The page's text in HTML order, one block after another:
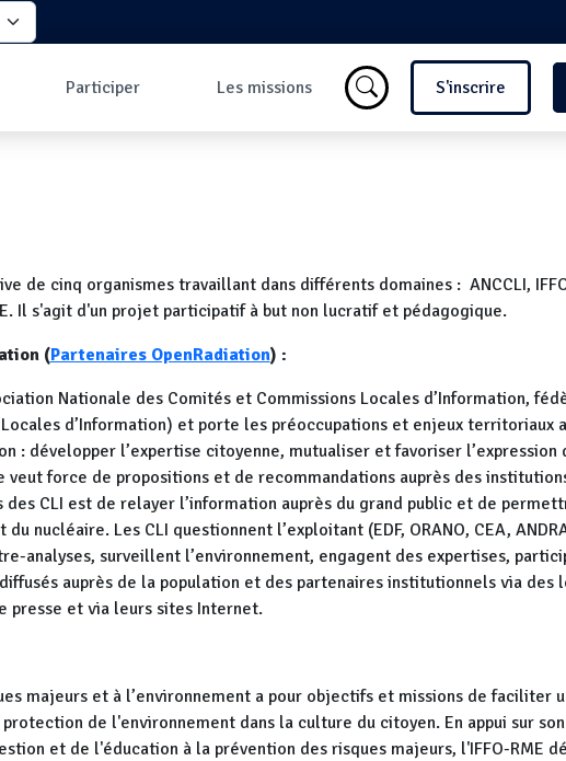
Participer Les missions Menu du
S'inscrire
de cinq organismes travaillant dans différents domaines : ANCCLI,
Il s'agit d'un projet participatif à but non lucratif et pédagogique.
(Partenaires OpenRadiation) :
Nationale des Comités et Commissions Locales d’Information,
d’Information) et porte les préoccupations et enjeux territoriaux
: développer l’expertise citoyenne, mutualiser et favoriser l’expression
veut force de propositions et de recommandations auprès des
CLI est de relayer l’information auprès du grand public et de
nucléaire. Les CLI questionnent l’exploitant (EDF, ORANO, CEA,
analyses, surveillent l’environnement, engagent des expertises,
auprès de la population et des partenaires institutionnels via des
presse et via leurs sites Internet.
majeurs et à l’environnement a pour objectifs et missions de faciliter
de l'environnement dans la culture du citoyen. En appui sur
et de l'éducation à la prévention des risques majeurs, l'IFFO-RME